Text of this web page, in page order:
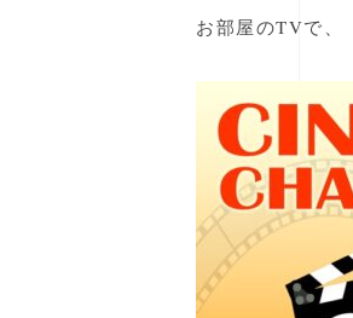
お部屋のTVで、